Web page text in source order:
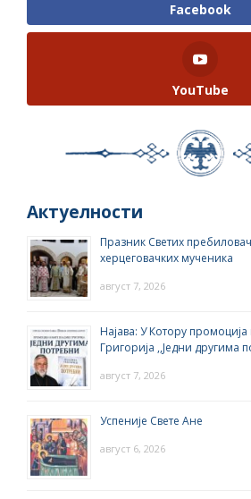
Facebook
YouTube
Актуелности
Празник Светих
херцеговачких мученика
август 7, 2026
Најава: У Котору
Григорија ,,Једни другима
август 7, 2026
Успеније Свете Ане
август 6, 2026